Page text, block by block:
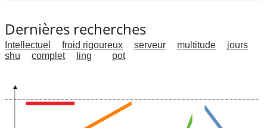
Dernières recherches
Intellectuel froid rigoureux serveur multitude
jours
shu
complet ling pot